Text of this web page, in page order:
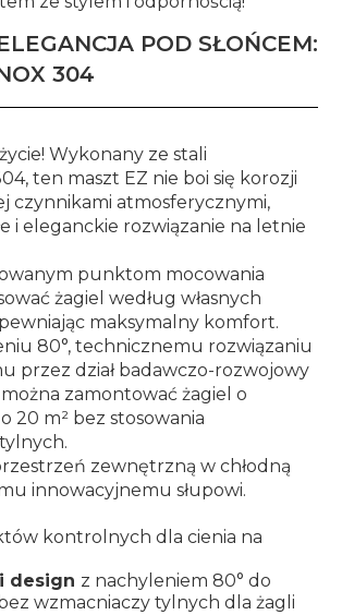
POD SŁOŃCEM:
304
Wykonany ze stali
ten maszt EZ nie boi się korozji
czynnikami atmosferycznymi,
i eleganckie rozwiązanie na letnie
punktom mocowania
żagiel według własnych
maksymalny komfort.
80°, technicznemu rozwiązaniu
przez dział badawczo-rozwojowy
zamontować żagiel o
20 m² bez stosowania
zewnętrzną w chłodną
innowacyjnemu słupowi.
kontrolnych dla cienia na
design z nachyleniem 80° do
wzmacniaczy tylnych dla żagli